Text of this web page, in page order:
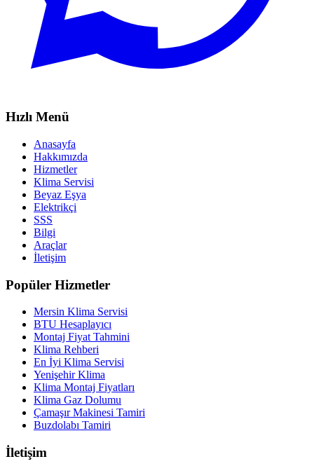
Hızlı Menü
Anasayfa
Hakkımızda
Hizmetler
Klima Servisi
Beyaz Eşya
Elektrikçi
SSS
Bilgi
Araçlar
İletişim
Popüler Hizmetler
Mersin Klima Servisi
BTU Hesaplayıcı
Montaj Fiyat Tahmini
Klima Rehberi
En İyi Klima Servisi
Yenişehir Klima
Klima Montaj Fiyatları
Klima Gaz Dolumu
Çamaşır Makinesi Tamiri
Buzdolabı Tamiri
İletişim